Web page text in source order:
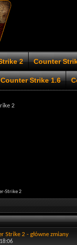
2 Counter
Counter Strike 1.6
2
Strike 2
Strike 2 - główne zmiany